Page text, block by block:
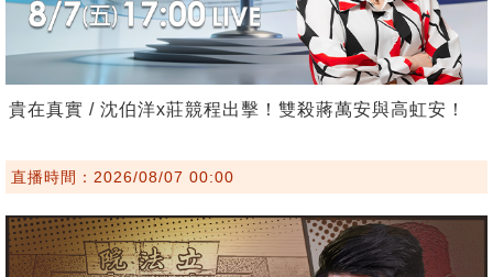
貴在真實 / 沈伯洋x莊競程出擊！雙殺蔣萬安與高虹安！
直播時間：2026/08/07 00:00